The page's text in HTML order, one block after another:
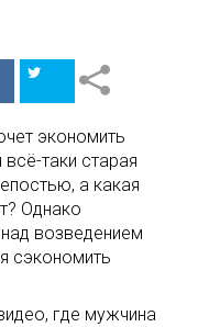
Поделиться
экономить
таки старая
а какая
Однако
возведением
сэкономить
где мужчина